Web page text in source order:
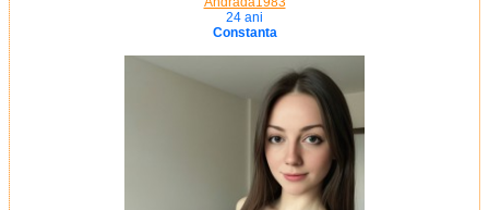
24 ani
Constanta